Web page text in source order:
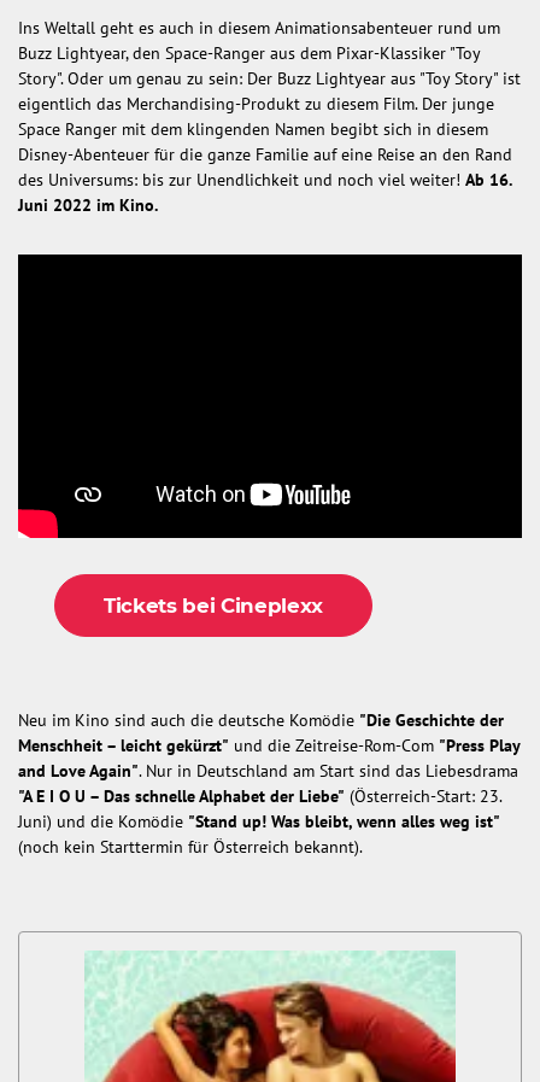
Ins Weltall geht es auch in diesem Animationsabenteuer rund um
Buzz Lightyear, den Space-Ranger aus dem Pixar-Klassiker "Toy
Story". Oder um genau zu sein: Der Buzz Lightyear aus "Toy Story" ist
eigentlich das Merchandising-Produkt zu diesem Film. Der junge
Space Ranger mit dem klingenden Namen begibt sich in diesem
Disney-Abenteuer für die ganze Familie auf eine Reise an den Rand
des Universums: bis zur Unendlichkeit und noch viel weiter! Ab 16.
Juni 2022 im Kino.
Tickets bei Cineplexx
Neu im Kino sind auch die deutsche Komödie "Die Geschichte der
Menschheit – leicht gekürzt" und die Zeitreise-Rom-Com "Press Play
and Love Again". Nur in Deutschland am Start sind das Liebesdrama
"A E I O U – Das schnelle Alphabet der Liebe" (Österreich-Start: 23.
Juni) und die Komödie "Stand up! Was bleibt, wenn alles weg ist"
(noch kein Starttermin für Österreich bekannt).